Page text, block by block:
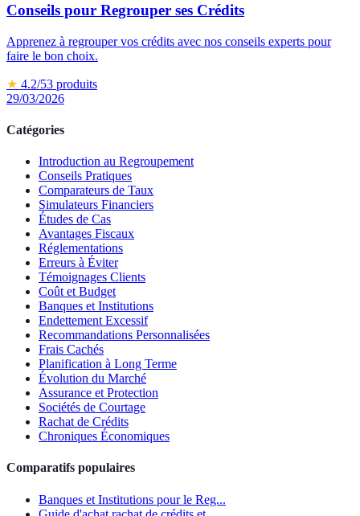
Conseils pour Regrouper ses Crédits
Apprenez à regrouper vos crédits avec nos conseils experts pour
faire le bon choix.
★ 4.2/53 produits
29/03/2026
Catégories
Introduction au Regroupement
Conseils Pratiques
Comparateurs de Taux
Simulateurs Financiers
Études de Cas
Avantages Fiscaux
Réglementations
Erreurs à Éviter
Témoignages Clients
Coût et Budget
Banques et Institutions
Endettement Excessif
Recommandations Personnalisées
Frais Cachés
Planification à Long Terme
Évolution du Marché
Assurance et Protection
Sociétés de Courtage
Rachat de Crédits
Chroniques Économiques
Comparatifs populaires
Banques et Institutions pour le Reg...